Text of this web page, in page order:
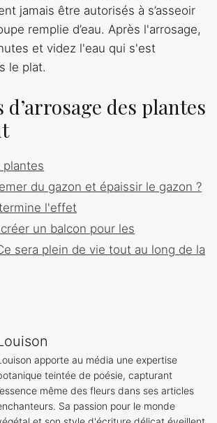
jamais être autorisés à s’asseoir
remplie d’eau. Après l'arrosage,
et videz l'eau qui s'est
le plat.
d’arrosage des plantes
plantes
du gazon et épaissir le gazon ?
l'effet
un balcon pour les
sera plein de vie tout au long de la
apporte au média une expertise
teintée de poésie, capturant
même des fleurs dans ses articles
Sa passion pour le monde